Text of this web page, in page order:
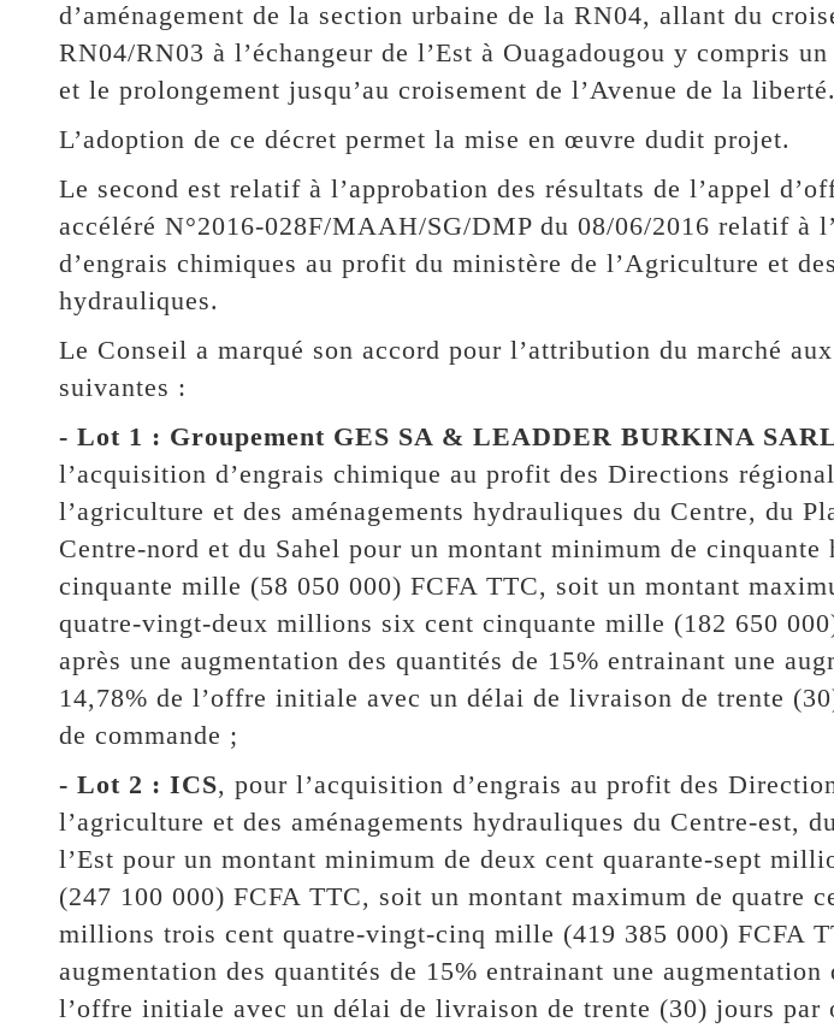
d’aménagement de la section urbaine de la RN04, allant du
RN04/RN03 à l’échangeur de l’Est à Ouagadougou y compris
et le prolongement jusqu’au croisement de l’Avenue de la liberté.
L’adoption de ce décret permet la mise en œuvre dudit projet.
Le second est relatif à l’approbation des résultats de l’appel
accéléré N°2016-028F/MAAH/SG/DMP du 08/06/2016 relatif à
d’engrais chimiques au profit du ministère de l’Agriculture et
hydrauliques.
Le Conseil a marqué son accord pour l’attribution du marché
suivantes :
- Lot 1 : Groupement GES SA & LEADDER BURKINA
l’acquisition d’engrais chimique au profit des Directions
l’agriculture et des aménagements hydrauliques du Centre, du
Centre-nord et du Sahel pour un montant minimum de
cinquante mille (58 050 000) FCFA TTC, soit un montant
quatre-vingt-deux millions six cent cinquante mille (182 650
après une augmentation des quantités de 15% entrainant une
14,78% de l’offre initiale avec un délai de livraison de trente
de commande ;
- Lot 2 : ICS, pour l’acquisition d’engrais au profit des
l’agriculture et des aménagements hydrauliques du Centre-est,
l’Est pour un montant minimum de deux cent quarante-sept
(247 100 000) FCFA TTC, soit un montant maximum de quatre
millions trois cent quatre-vingt-cinq mille (419 385 000) FCFA
augmentation des quantités de 15% entrainant une augmentation
l’offre initiale avec un délai de livraison de trente (30) jours par